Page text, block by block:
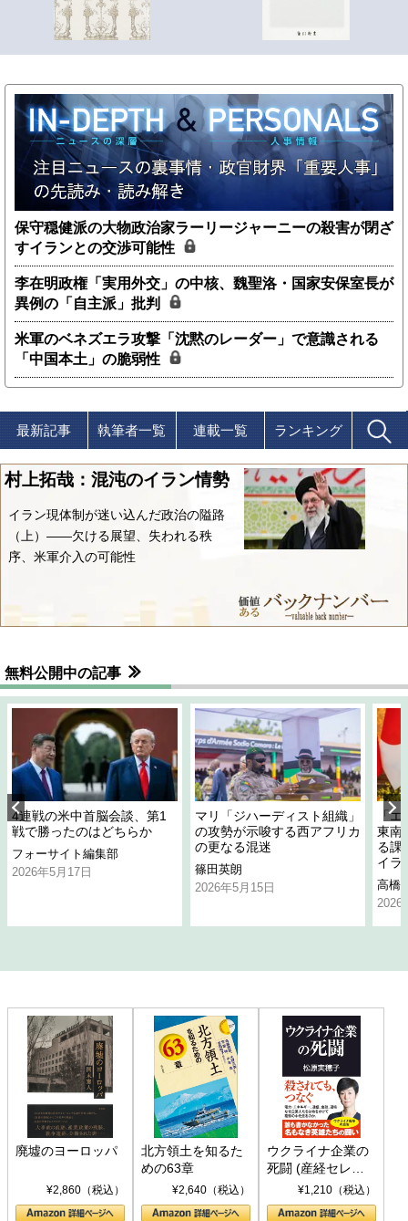
保守穏健派の大物政治家ラーリージャーニーの殺害が閉ざ
すイランとの交渉可能性
李在明政権「実用外交」の中核、魏聖洛・国家安保室長が
異例の「自主派」批判
米軍のベネズエラ攻撃「沈黙のレーダー」で意識される
「中国本土」の脆弱性
最新記事 執筆者一覧 連載一覧 ランキング
村上拓哉：混沌のイラン情勢
イラン現体制が迷い込んだ政治の隘路
（上）――欠ける展望、失われる秩
序、米軍介入の可能性
無料公開中の記事
4連戦の米中首脳会談、第1
戦で勝ったのはどちらか
フォーサイト編集部
2026年5月17日
マリ「ジハーディスト組織」
の攻勢が示唆する西アフリカ
の更なる混迷
篠田英朗
2026年5月15日
「
東南
る課
イラ
高橋
2026
廃墟のヨーロッパ
¥2,860（税込）
北方領土を知るた
めの63章
¥2,640（税込）
ウクライナ企業の
死闘 (産経セレク
ト S 039)¥1,210（税込）